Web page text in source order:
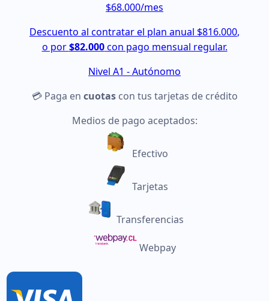
$68.000/mes
Descuento al contratar el plan anual $816.000,
o por$82.000con pago mensual regular.
Nivel A1 - Autónomo
💳 Paga en cuotascon tus tarjetas de crédito
Medios de pago aceptados:
Efectivo
Tarjetas
Transferencias
Webpay